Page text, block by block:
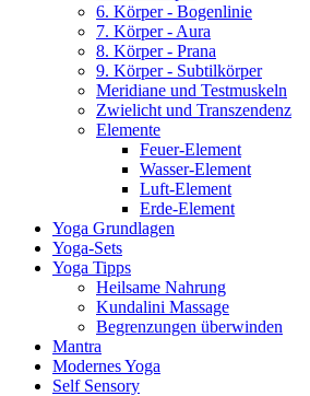
6. Körper - Bogenlinie
7. Körper - Aura
8. Körper - Prana
9. Körper - Subtilkörper
Meridiane und Testmuskeln
Zwielicht und Transzendenz
Elemente
Feuer-Element
Wasser-Element
Luft-Element
Erde-Element
Yoga Grundlagen
Yoga-Sets
Yoga Tipps
Heilsame Nahrung
Kundalini Massage
Begrenzungen überwinden
Mantra
Modernes Yoga
Self Sensory